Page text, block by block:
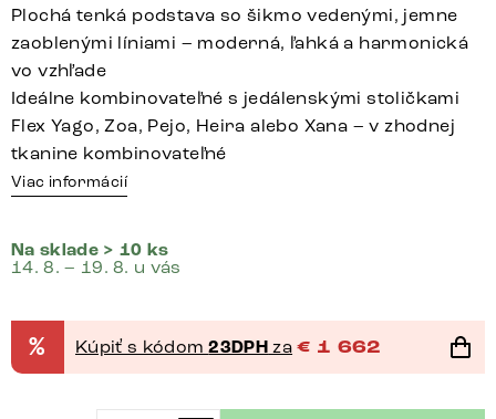
Plochá tenká podstava so šikmo vedenými, jemne
zaoblenými líniami – moderná, ľahká a harmonická
vo vzhľade
Ideálne kombinovateľné s jedálenskými stoličkami
Flex Yago, Zoa, Pejo, Heira alebo Xana – v zhodnej
tkanine kombinovateľné
Viac informácií
Na sklade > 10 ks
14. 8. – 19. 8. u vás
% Kúpiť s kódom23DPH za € 1 662